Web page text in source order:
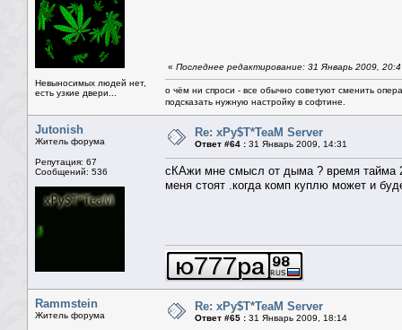
Невыносимых людей нет,
есть узкие двери...
« Последнее редактирование: 31 Январь 2009,
о чём ни спроси - все обычно советуют сменить
подсказать нужную настройку в софтине.
Jutonish
Житель форума
Репутация: 67
Сообщений: 536
Re: xPy$T*TeaM Server
Ответ #64 : 31 Январь 2009, 14:31
сКАжи мне смысл от дыма ? время тайма
меня стоят .когда комп куплю может и
Rammstein
Житель форума
Re: xPy$T*TeaM Server
Ответ #65 : 31 Январь 2009, 18:14